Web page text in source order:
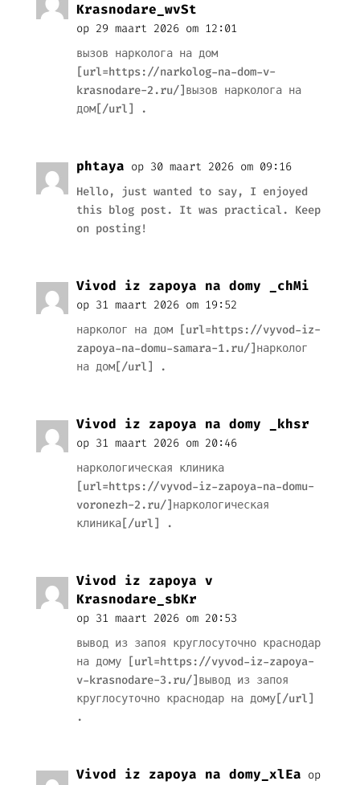
Krasnodare_wvSt
op 29 maart 2026 om 12:01
вызов нарколога на дом
[url=https://narkolog-na-dom-v-
krasnodare-2.ru/]вызов нарколога на
дом[/url] .
phtaya op 30 maart 2026 om 09:16
Hello, just wanted to say, I enjoyed
this blog post. It was practical. Keep
on posting!
Vivod iz zapoya na domy _chMi
op 31 maart 2026 om 19:52
нарколог на дом [url=https://vyvod-iz-
zapoya-na-domu-samara-1.ru/]нарколог
на дом[/url] .
Vivod iz zapoya na domy _khsr
op 31 maart 2026 om 20:46
наркологическая клиника
[url=https://vyvod-iz-zapoya-na-domu-
voronezh-2.ru/]наркологическая
клиника[/url] .
Vivod iz zapoya v
Krasnodare_sbKr
op 31 maart 2026 om 20:53
вывод из запоя круглосуточно краснодар
на дому [url=https://vyvod-iz-zapoya-
v-krasnodare-3.ru/]вывод из запоя
круглосуточно краснодар на дому[/url]
.
Vivod iz zapoya na domy_xlEa op